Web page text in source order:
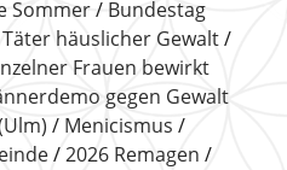
Sommer
Bundestag
häuslicher Gewalt
Frauen bewirkt
gegen Gewalt
Menicismus
2026 Remagen